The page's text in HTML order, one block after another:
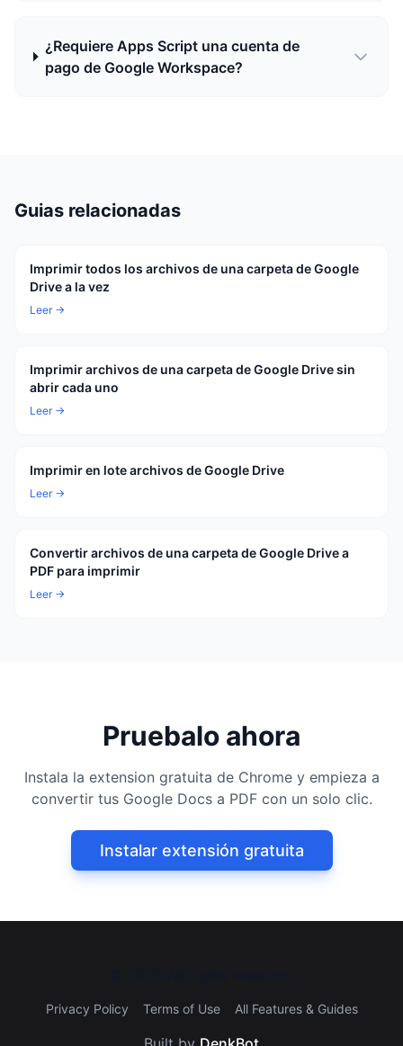
¿Requiere Apps Script una cuenta de
pago de Google Workspace?
Guias relacionadas
Imprimir todos los archivos de una carpeta de Google
Drive a la vez
Leer →
Imprimir archivos de una carpeta de Google Drive sin
abrir cada uno
Leer →
Imprimir en lote archivos de Google Drive
Leer →
Convertir archivos de una carpeta de Google Drive a
PDF para imprimir
Leer →
Pruebalo ahora
Instala la extension gratuita de Chrome y empieza a
convertir tus Google Docs a PDF con un solo clic.
Instalar extensión gratuita
Privacy Policy Terms of Use All Features & Guides